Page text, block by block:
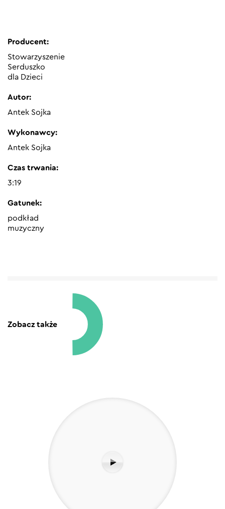
Producent:
Stowarzyszenie
Serduszko
dla Dzieci
Autor:
Antek Sojka
Wykonawcy:
Antek Sojka
Czas trwania:
3:19
Gatunek:
podkład
muzyczny
Zobacz także